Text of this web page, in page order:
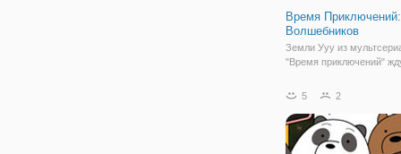
Время
Волшебников
Земли Ууу из
"Время приключений"
принять участие в
игре "Время
Волшебников". Здесь вы
встретите любимых
5 2